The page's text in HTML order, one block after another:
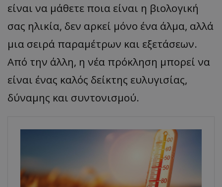
είναι να μάθετε ποια είναι η βιολογική
σας ηλικία, δεν αρκεί μόνο ένα άλμα, αλλά
μια σειρά παραμέτρων και εξετάσεων.
Από την άλλη, η νέα πρόκληση μπορεί να
είναι ένας καλός δείκτης ευλυγισίας,
δύναμης και συντονισμού.